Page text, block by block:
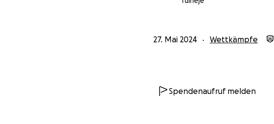
27. Mai 2024 Wettkämpfe
Spendenaufruf melden